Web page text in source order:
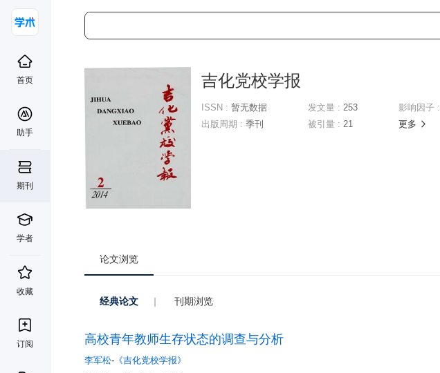
首页
助手
期刊
学者
收藏
订阅
吉化党校学报
ISSN : 暂无数据
出版周期 : 季刊
发文量 : 253
被引量 : 21
影响因子 :
更多
论文浏览
经典论文 | 刊期浏览
高校青年教师生存状态的调查与分析
李军松- 《吉化党校学报》